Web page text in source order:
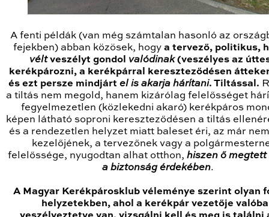
A fenti példák (van még számtalan hasonló az
fejekben) abban közösek, hogya tervező, politikus,
véltveszélyt gondol valódinak(veszélyes az
kerékpározni, a kerékpárral kereszteződésen
és ezt persze mindjárt el is akarja hárítani. Tiltással.
a tiltás nem megold, hanem kizárólag felelősséget
fegyelmezetlen (közlekedni akaró) kerékpáros
képen látható soproni kereszteződésen a tiltás
és a rendezetlen helyzet miatt baleset éri, az már
kezelőjének, a tervezőnek vagy a
felelőssége, nyugodtan alhat otthon,hiszen ő
a biztonság érdekében.
A Magyar Kerékpárosklub véleménye szerint olyan
helyzetekben, ahol a kerékpár vezetője